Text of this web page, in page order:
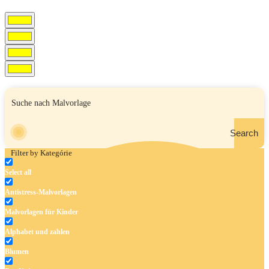
Search
Filter by Kategórie
Select all
Antistress-Malvorlagen
Malvorlagen für Kinder
Alphabet und zahlen
Blumen